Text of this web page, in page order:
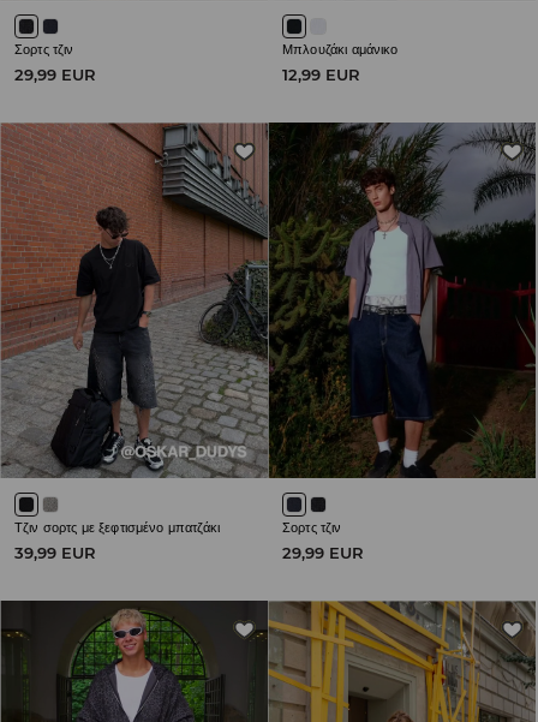
Σορτς τζιν
29,99 EUR
Μπλουζάκι αμάνικο
12,99 EUR
Τζιν σορτς με ξεφτισμένο μπατζάκι
39,99 EUR
Σορτς τζιν
29,99 EUR